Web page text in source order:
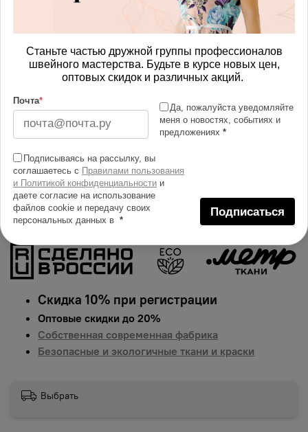
В корзину
Изменить масштаб
Купить в 1 клик
Добавить в сравнение
Описание тканей
Яркий и сочный принт на ткани интерлок.
Гарантированная долговечность цвета, идеально
подходит для одежды, домашнего текстиля и
аксессуаров. Цена указана за 1 п.м.
Скидка 10% при регистрации
Оптовые скидки до 20%
Собственная современная фабрика
Безопасные и экологичные ткани и краски
Выбрать
Станьте частью дружной группы профессионалов
швейного мастерства. Будьте в курсе новых цен,
оптовых скидок и различных акций.
Почта*
Да, пожалуйста уведомляйте
меня о новостях, событиях и
предложениях *
Подписываясь на рассылку, вы
соглашаетесь с Правилами пользования
и Политикой конфиденциальности и
даете согласие на использование
файлов cookie и передачу своих
персональных данных в *
Подписаться